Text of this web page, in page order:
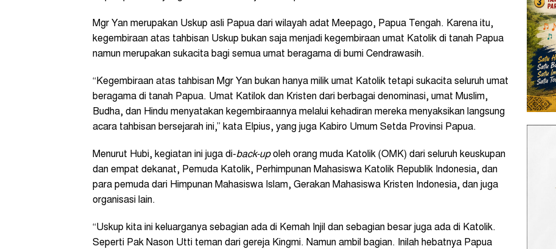
Mgr Yan merupakan Uskup asli Papua dari wilayah adat Meepago, Papua Tengah. Karena itu,
kegembiraan atas tahbisan Uskup bukan saja menjadi kegembiraan umat Katolik di tanah Papua
namun merupakan sukacita bagi semua umat beragama di bumi Cendrawasih.
“Kegembiraan atas tahbisan Mgr Yan bukan hanya milik umat Katolik tetapi sukacita seluruh umat
beragama di tanah Papua. Umat Katilok dan Kristen dari berbagai denominasi, umat Muslim,
Budha, dan Hindu menyatakan kegembiraannya melalui kehadiran mereka menyaksikan langsung
acara tahbisan bersejarah ini,” kata Elpius, yang juga Kabiro Umum Setda Provinsi Papua.
Menurut Hubi, kegiatan ini juga di-back-upoleh orang muda Katolik (OMK) dari seluruh keuskupan
dan empat dekanat, Pemuda Katolik, Perhimpunan Mahasiswa Katolik Republik Indonesia, dan
para pemuda dari Himpunan Mahasiswa Islam, Gerakan Mahasiswa Kristen Indonesia, dan juga
organisasi lain.
“Uskup kita ini keluarganya sebagian ada di Kemah Injil dan sebagian besar juga ada di Katolik.
Seperti Pak Nason Utti teman dari gereja Kingmi. Namun ambil bagian. Inilah hebatnya Papua